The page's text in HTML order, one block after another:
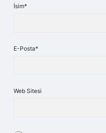
İsim*
E-Posta*
Web Sitesi